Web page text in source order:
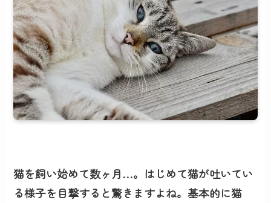
猫を飼い始めて数ヶ月…。はじめて猫が吐いてい
る様子を目撃すると驚きますよね。基本的に猫